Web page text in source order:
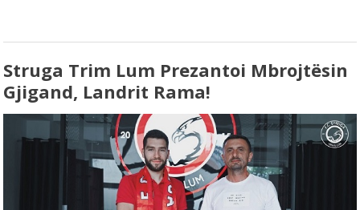
Struga Trim Lum Prezantoi Mbrojtësin
Gjigand, Landrit Rama!